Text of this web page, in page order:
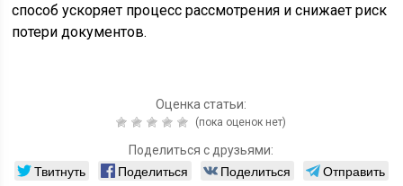
способ ускоряет процесс рассмотрения и снижает риск
потери документов.
Оценка статьи:
(пока оценок нет)
Поделиться с друзьями:
Твитнуть Поделиться Поделиться
Отправить